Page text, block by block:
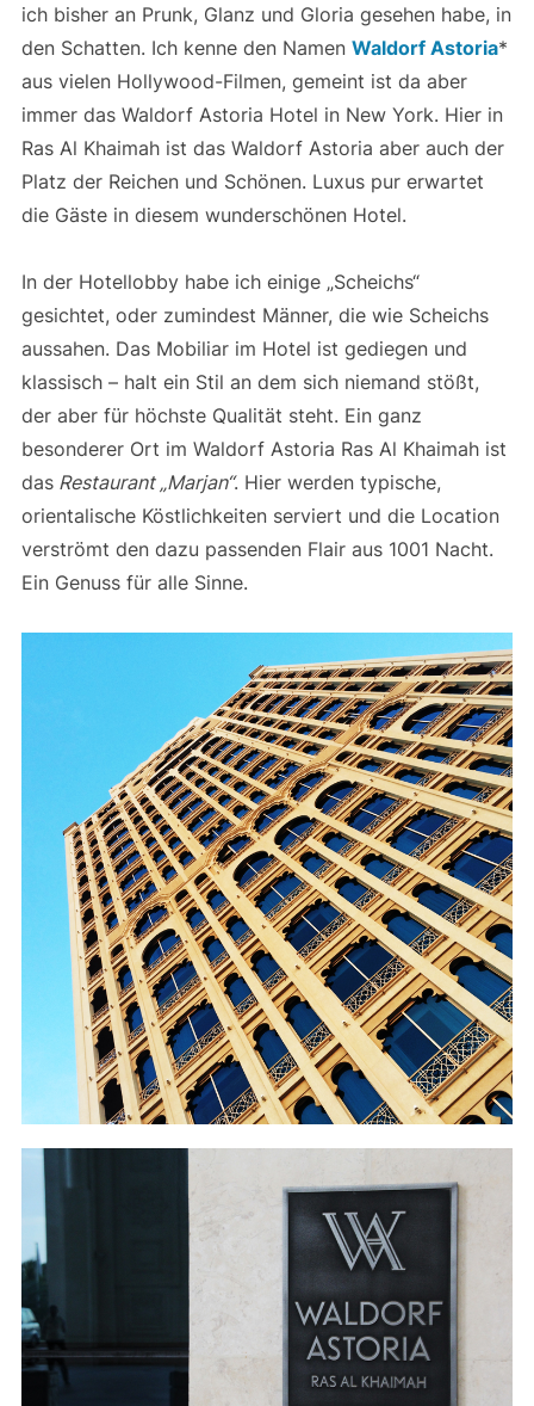
ich bisher an Prunk, Glanz und Gloria gesehen habe, in
den Schatten. Ich kenne den Namen Waldorf Astoria*
aus vielen Hollywood-Filmen, gemeint ist da aber
immer das Waldorf Astoria Hotel in New York. Hier in
Ras Al Khaimah ist das Waldorf Astoria aber auch der
Platz der Reichen und Schönen. Luxus pur erwartet
die Gäste in diesem wunderschönen Hotel.
In der Hotellobby habe ich einige „Scheichs“
gesichtet, oder zumindest Männer, die wie Scheichs
aussahen. Das Mobiliar im Hotel ist gediegen und
klassisch – halt ein Stil an dem sich niemand stößt,
der aber für höchste Qualität steht. Ein ganz
besonderer Ort im Waldorf Astoria Ras Al Khaimah ist
dasRestaurant „Marjan“. Hier werden typische,
orientalische Köstlichkeiten serviert und die Location
verströmt den dazu passenden Flair aus 1001 Nacht.
Ein Genuss für alle Sinne.